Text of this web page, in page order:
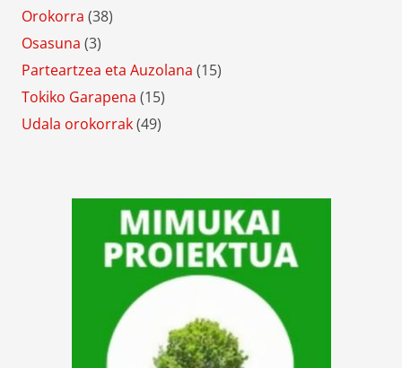
Orokorra (38)
Osasuna (3)
Parteartzea eta Auzolana (15)
Tokiko Garapena (15)
Udala orokorrak(49)